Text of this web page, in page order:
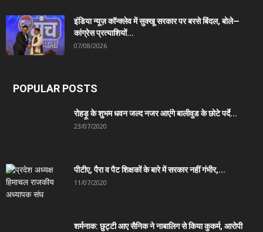
इंडिया न्यूज़ कॉन्क्लेव में सुक्खू सरकार पर बरसे बिंदल, बोले—
कांग्रेस प्रत्याशियों...
07/08/2026
POPULAR POSTS
रोहड़ू के शुभम धवन जल्द नजर आएंगे बालीवुड के छोटे पर्दे...
23/07/2020
पीटीए, पैरा व पैट शिक्षकों के बारे में सरकार नहीं गंभीर,...
11/07/2020
शर्मनाक: छुट्टी आए सैनिक ने नाबालिग से किया कुकर्म, आरोपी